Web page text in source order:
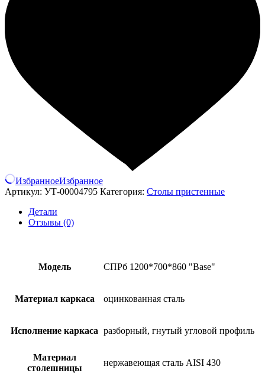
ИзбранноеИзбранное
Артикул: УТ-00004795 Категория: Столы пристенные
Детали
Отзывы (0)
Модель СПРб 1200*700*860 "Base"
Материал каркаса оцинкованная сталь
Исполнение каркаса разборный, гнутый угловой профиль
Материал
столешницы
нержавеющая сталь AISI 430